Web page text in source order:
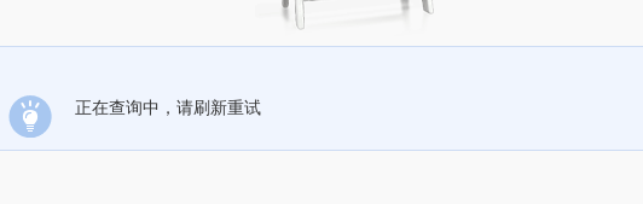
正在查询中，请刷新重试